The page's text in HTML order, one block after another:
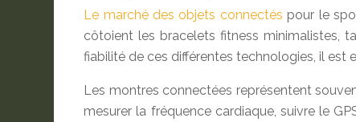
Le marché des objets connectés pour le
côtoient les bracelets fitness minimalistes,
fiabilité de ces différentes technologies, il est
Les montres connectées représentent
mesurer la fréquence cardiaque, suivre le